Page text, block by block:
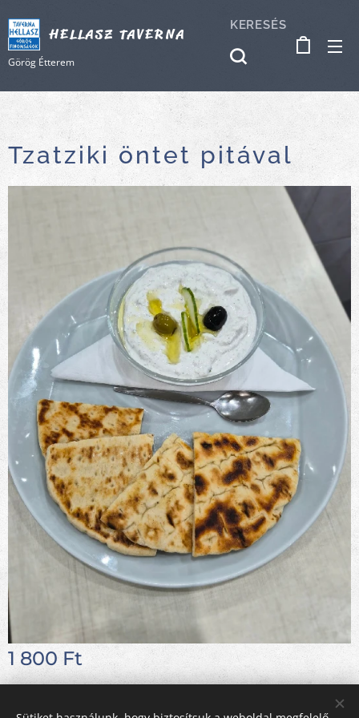
HELLASZ TAVERNA
Görög Étterem
KERESÉS
Tzatziki öntet pitával
1 800 Ft